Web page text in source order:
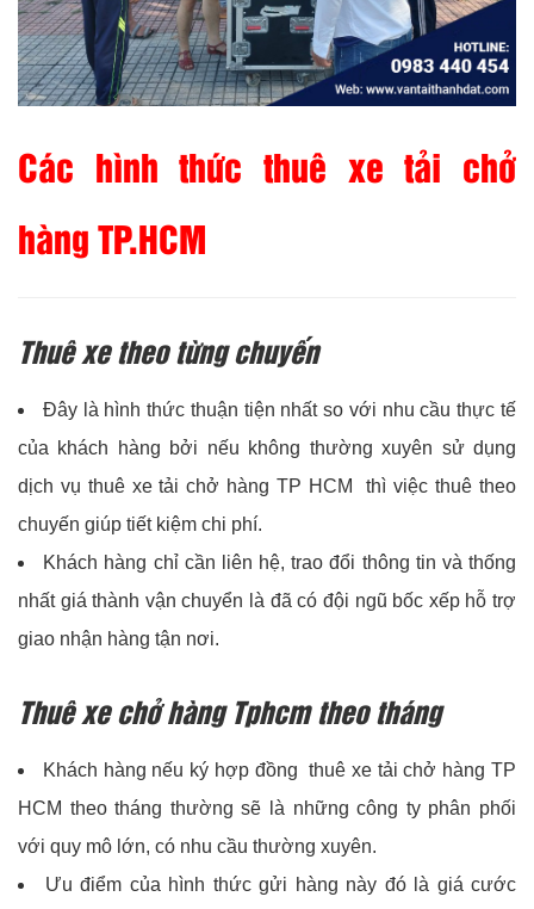
Các hình thức thuê xe tải chở
hàng TP.HCM
Thuê xe theo từng chuyến
Đây là hình thức thuận tiện nhất so với nhu cầu thực tế
của khách hàng bởi nếu không thường xuyên sử dụng
dịch vụ thuê xe tải chở hàng TP HCM thì việc thuê theo
chuyến giúp tiết kiệm chi phí.
Khách hàng chỉ cần liên hệ, trao đổi thông tin và thống
nhất giá thành vận chuyển là đã có đội ngũ bốc xếp hỗ trợ
giao nhận hàng tận nơi.
Thuê xe chở hàng Tphcm theo tháng
Khách hàng nếu ký hợp đồng thuê xe tải chở hàng TP
HCM theo tháng thường sẽ là những công ty phân phối
với quy mô lớn, có nhu cầu thường xuyên.
Ưu điểm của hình thức gửi hàng này đó là giá cước